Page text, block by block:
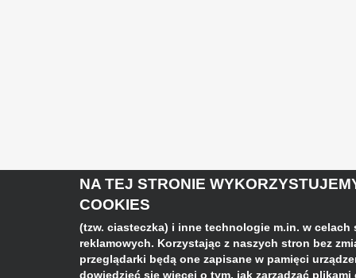
NA TEJ STRONIE
COOKIES
(tzw. ciasteczka) i inne technologie m.in. w
reklamowych. Korzystając z naszych stron bez
przeglądarki będą one zapisane w pamięci
dowiedzieć się więcej o tym, jak zarządzać plikami